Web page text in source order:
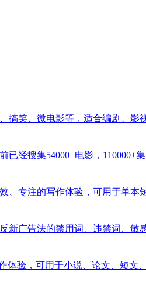
搞笑、微电影等，适合编剧、影
经搜集54000+电影，110000+集
专注的写作体验，可用于单本
广告法的禁用词、违禁词、
体验，可用于小说、论文、短文